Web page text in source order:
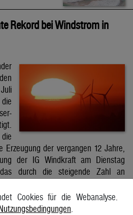
Rekord bei Windstrom in
der vergangen 12 Jahre,
der IG Windkraft am Dienstag
durch die steigende Zahl an
APA
Cookies für die Webanalyse.
.